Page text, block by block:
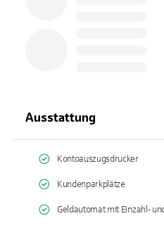
Ausstattung
Kontoauszugsdrucker
Kundenparkplätze
Geldautomat mit Einzahl-